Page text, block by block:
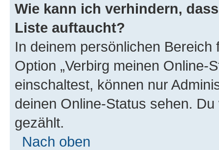
Wie kann ich verhindern,
Liste auftaucht?
In deinem persönlichen
Option „Verbirg meinen Online-
einschaltest, können nur
deinen Online-Status sehen.
gezählt.
Nach oben